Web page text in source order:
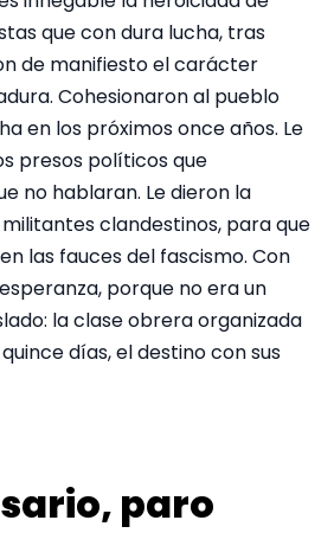
que con dura lucha, tras
de manifiesto el carácter
Cohesionaron al pueblo
en los próximos once años. Le
presos políticos que
no hablaran. Le dieron la
clandestinos, para que
las fauces del fascismo. Con
porque no era un
la clase obrera organizada
días, el destino con sus
paro